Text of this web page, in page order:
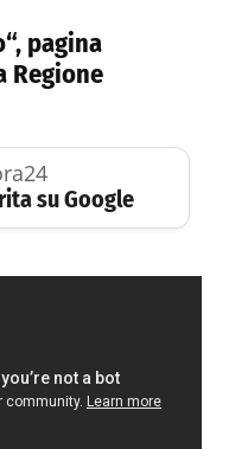
“, pagina
Regione
su Google